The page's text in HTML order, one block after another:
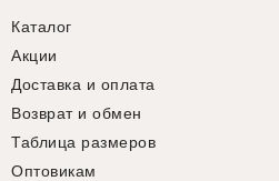
Каталог
Акции
Доставка и оплата
Возврат и обмен
Таблица размеров
Оптовикам